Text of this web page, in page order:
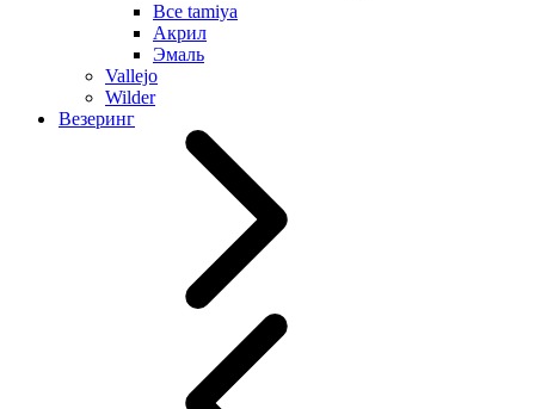
Все tamiya
Акрил
Эмаль
Vallejo
Wilder
Везеринг